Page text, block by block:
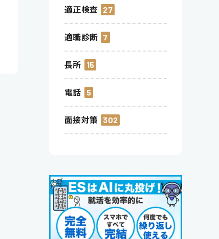
適正検査 27
適職診断 7
長所 15
電話 5
面接対策 302